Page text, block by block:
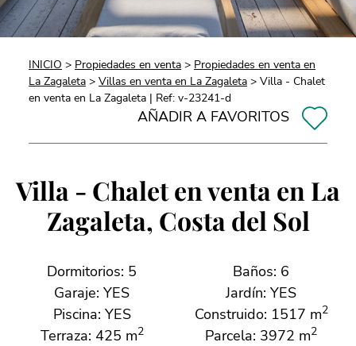
INICIO > Propiedades en venta > Propiedades en venta en
La Zagaleta > Villas en venta en La Zagaleta > Villa - Chalet
en venta en La Zagaleta | Ref: v-23241-d
AÑADIR A FAVORITOS
Villa - Chalet en venta en La
Zagaleta, Costa del Sol
Dormitorios: 5
Baños: 6
Garaje: YES
Jardín: YES
Piscina: YES
Construido: 1517 m2
Terraza: 425 m2 Parcela: 3972 m2